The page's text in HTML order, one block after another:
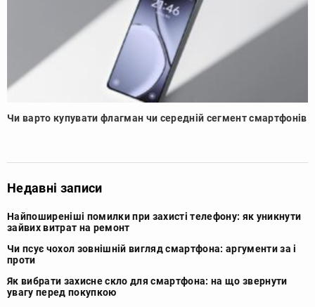
Чи варто купувати флагман чи середній сегмент смартфонів
Недавні записи
Найпоширеніші помилки при захисті телефону: як уникнути
зайвих витрат на ремонт
Чи псує чохол зовнішній вигляд смартфона: аргументи за і
проти
Як вибрати захисне скло для смартфона: на що звернути
увагу перед покупкою